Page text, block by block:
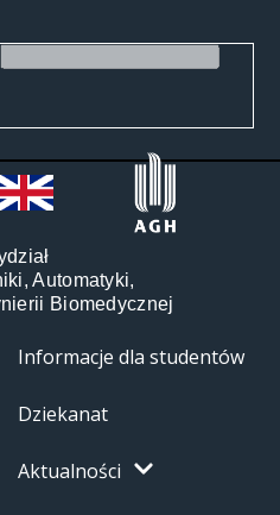
Automatyki,
Biomedycznej
Informacje dla studentów
Dziekanat
Aktualności